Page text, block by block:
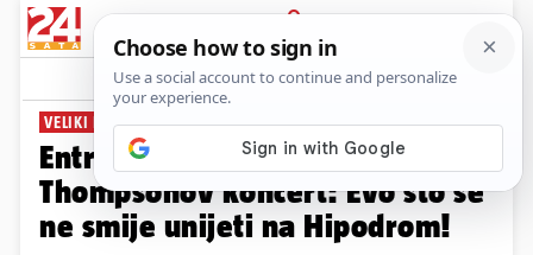
PRIJAVA
News Komentari
VELIKI KONCERT THOMPSONA
Entrio objavio važne upute za
Thompsonov koncert: Evo što se
ne smije unijeti na Hipodrom!